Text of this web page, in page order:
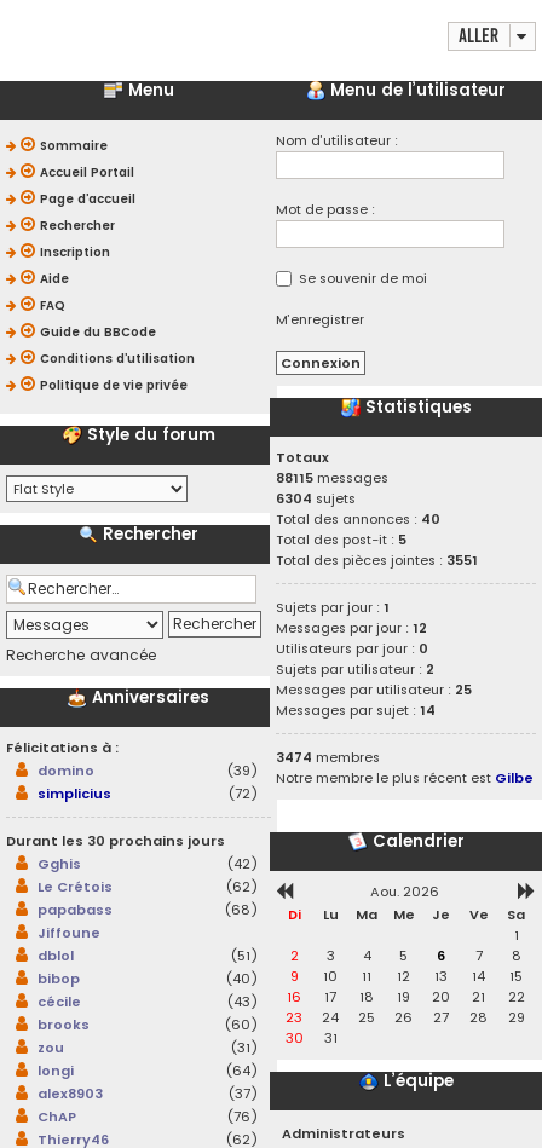
Aller
Menu
Sommaire
Accueil Portail
Page d’accueil
Rechercher
Inscription
Aide
FAQ
Guide du BBCode
Conditions d’utilisation
Politique de vie privée
Style du forum
Rechercher
Recherche avancée
Anniversaires
Félicitations à :
domino
(39)
simplicius
(72)
Durant les 30 prochains jours
Gghis
(42)
Le Crétois
(62)
papabass
(68)
Jiffoune
dblol
(51)
bibop
(40)
cécile
(43)
brooks
(60)
zou
(31)
longi
(64)
alex8903
(37)
ChAP
(76)
Thierry46
(62)
Menu de l’utilisateur
Nom d’utilisateur :
Mot de passe :
Se souvenir de moi
M’enregistrer
Statistiques
Totaux
88115 messages
6304 sujets
Total des annonces : 40
Total des post-it : 5
Total des pièces jointes : 3551
Sujets par jour :1
Messages par jour :12
Utilisateurs par jour : 0
Sujets par utilisateur : 2
Messages par utilisateur : 25
Messages par sujet :14
3474 membres
Notre membre le plus récent est Gilbe
Calendrier
Aou. 2026
Di
Lu Ma Me Je Ve
Sa
1
2
3 4 5 6 7
8
9
10 11 12 13 14
15
16
17 18 19 20 21
22
23
24 25 26 27 28
29
30
31
L’équipe
Administrateurs